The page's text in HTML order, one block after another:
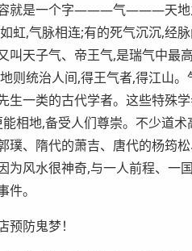
就是一个字———气———天地
虹,气脉相连;有的死气沉沉,经
叫天子气、帝王气,是瑞气中最
则统治人间,得王气者,得江山
生一类的古代学者。这些特殊
相地,备受人们尊崇。不少道
璞、隋代的萧吉、唐代的杨筠
为风水很神奇,与一人前程、一
件。
预防鬼梦！